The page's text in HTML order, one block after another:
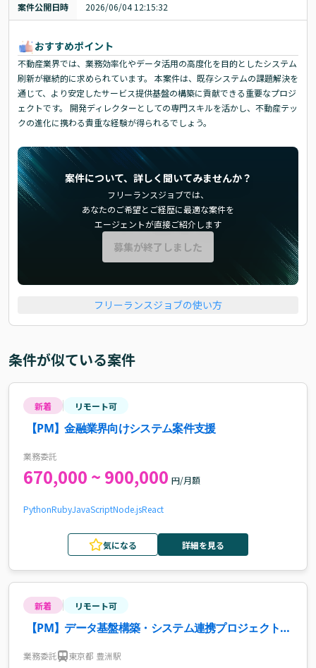
案件公開日時 2026/06/04 12:15:32
おすすめポイント
不動産業界では、業務効率化やデータ活用の高度化を目的としたシステム
刷新が継続的に求められています。 本案件は、既存システムの課題解決を
通じて、より安定したサービス提供基盤の構築に貢献できる重要なプロジ
ェクトです。 開発ディレクターとしての専門スキルを活かし、不動産テッ
クの進化に携わる貴重な経験が得られるでしょう。
案件について、詳しく聞いてみませんか？
フリーランスジョブでは、
あなたのご希望とご経歴に最適な案件を
エージェントが直接ご紹介します
募集が終了しました
フリーランスジョブの使い方
条件が似ている案件
新着 リモート可
【PM】金融業界向けシステム案件支援
業務委託
670,000 ~ 900,000 円/月額
PythonRubyJavaScriptNode.jsReact
気になる 詳細を見る
新着 リモート可
【PM】データ基盤構築・システム連携プロジェクト案
業務委託 東京都 豊洲駅